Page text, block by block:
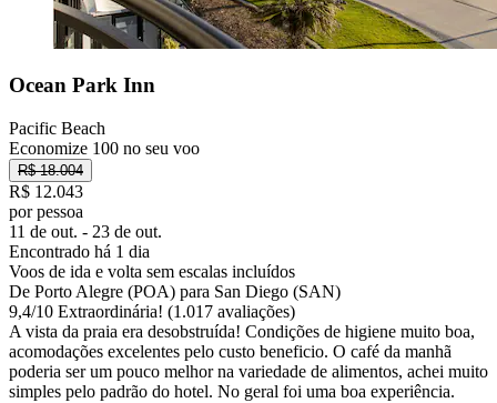
Ocean Park Inn
Pacific Beach
Economize 100 no seu voo
R$ 18.004
R$ 12.043
por pessoa
11 de out. - 23 de out.
Encontrado há 1 dia
Voos de ida e volta sem escalas incluídos
De Porto Alegre (POA) para San Diego (SAN)
9,4/10 Extraordinária! (1.017 avaliações)
A vista da praia era desobstruída! Condições de higiene muito boa,
acomodações excelentes pelo custo beneficio. O café da manhã
poderia ser um pouco melhor na variedade de alimentos, achei muito
simples pelo padrão do hotel. No geral foi uma boa experiência.